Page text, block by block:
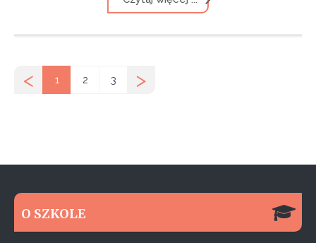
< 1 2 3 >
O SZKOLE